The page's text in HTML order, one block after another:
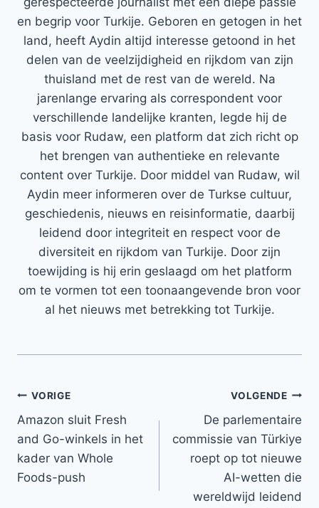
en begrip voor Turkije. Geboren en getogen in het
land, heeft Aydin altijd interesse getoond in het
delen van de veelzijdigheid en rijkdom van zijn
thuisland met de rest van de wereld. Na
jarenlange ervaring als correspondent voor
verschillende landelijke kranten, legde hij de
basis voor Rudaw, een platform dat zich richt op
het brengen van authentieke en relevante
content over Turkije. Door middel van Rudaw, wil
Aydin meer informeren over de Turkse cultuur,
geschiedenis, nieuws en reisinformatie, daarbij
leidend door integriteit en respect voor de
diversiteit en rijkdom van Turkije. Door zijn
toewijding is hij erin geslaagd om het platform
om te vormen tot een toonaangevende bron voor
al het nieuws met betrekking tot Turkije.
Bericht
navigatie
VORIGE
Amazon sluit Fresh
and Go-winkels in het
kader van Whole
Foods-push
VOLGENDE
De parlementaire
commissie van Türkiye
roept op tot nieuwe
AI-wetten die
wereldwijd leidend